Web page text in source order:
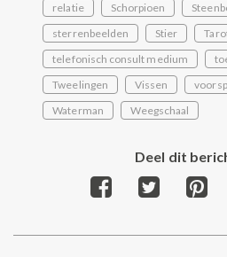
relatie
Schorpioen
sterrenbeelden
Stier
telefonisch consult medium
Tweelingen
Vissen
Waterman
Weegschaal
Deel dit
Share
Facebook
Share
Twitter